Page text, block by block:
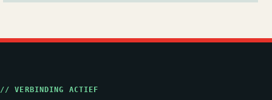
// VERBINDING ACTIEF